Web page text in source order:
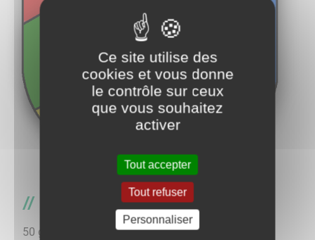
Foyer Municipal
50 grande rue
Ce site utilise des
cookies et vous donne
le contrôle sur ceux
que vous souhaitez
activer
Tout accepter
Tout refuser
Personnaliser